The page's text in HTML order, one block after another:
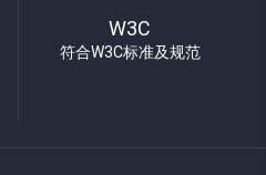
W3C
符合W3C标准及规范